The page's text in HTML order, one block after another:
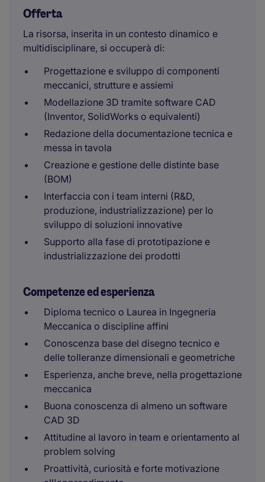
Offerta
La risorsa, inserita in un contesto dinamico e
multidisciplinare, si occuperà di:
Progettazione e sviluppo di componenti
meccanici, strutture e assiemi
Modellazione 3D tramite software CAD
(Inventor, SolidWorks o equivalenti)
Redazione della documentazione tecnica e
messa in tavola
Creazione e gestione delle distinte base
(BOM)
Interfaccia con i team interni (R&D,
produzione, industrializzazione) per lo
sviluppo di soluzioni innovative
Supporto alla fase di prototipazione e
industrializzazione dei prodotti
Competenze ed esperienza
Diploma tecnico o Laurea in Ingegneria
Meccanica o discipline affini
Conoscenza base del disegno tecnico e
delle tolleranze dimensionali e geometriche
Esperienza, anche breve, nella progettazione
meccanica
Buona conoscenza di almeno un software
CAD 3D
Attitudine al lavoro in team e orientamento al
problem solving
Proattività, curiosità e forte motivazione